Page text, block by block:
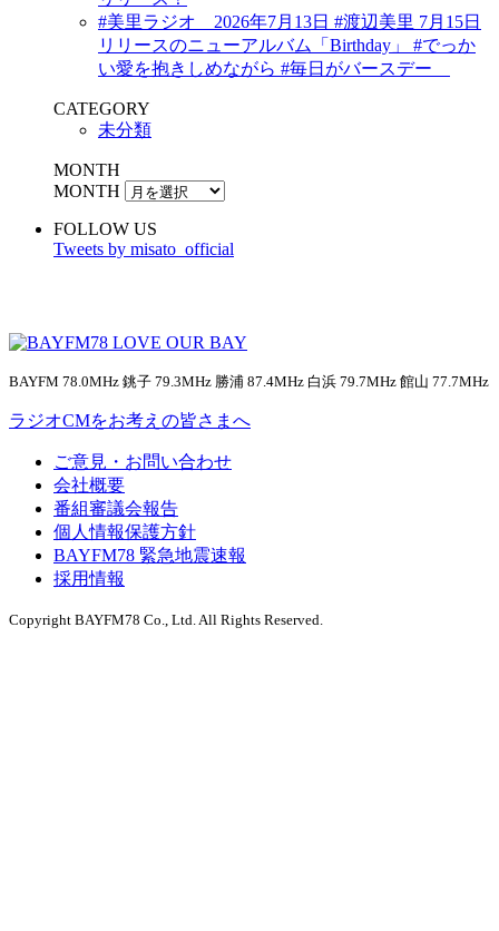
#美里ラジオ 2026年7月13日 #渡辺美里 7月15日
リリースのニューアルバム「Birthday」 #でっか
い愛を抱きしめながら #毎日がバースデー
CATEGORY
未分類
MONTH
MONTH
FOLLOW US
Tweets by misato_official
BAYFM 78.0MHz 銚子 79.3MHz 勝浦 87.4MHz 白浜 79.7MHz 館山 77.7MHz
ラジオCMをお考えの皆さまへ
ご意見・お問い合わせ
会社概要
番組審議会報告
個人情報保護方針
BAYFM78 緊急地震速報
採用情報
Copyright BAYFM78 Co., Ltd. All Rights Reserved.